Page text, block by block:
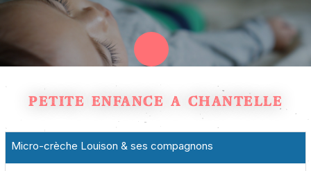
PETITE ENFANCE À CHANTELLE
Micro-crèche Louison & ses compagnons